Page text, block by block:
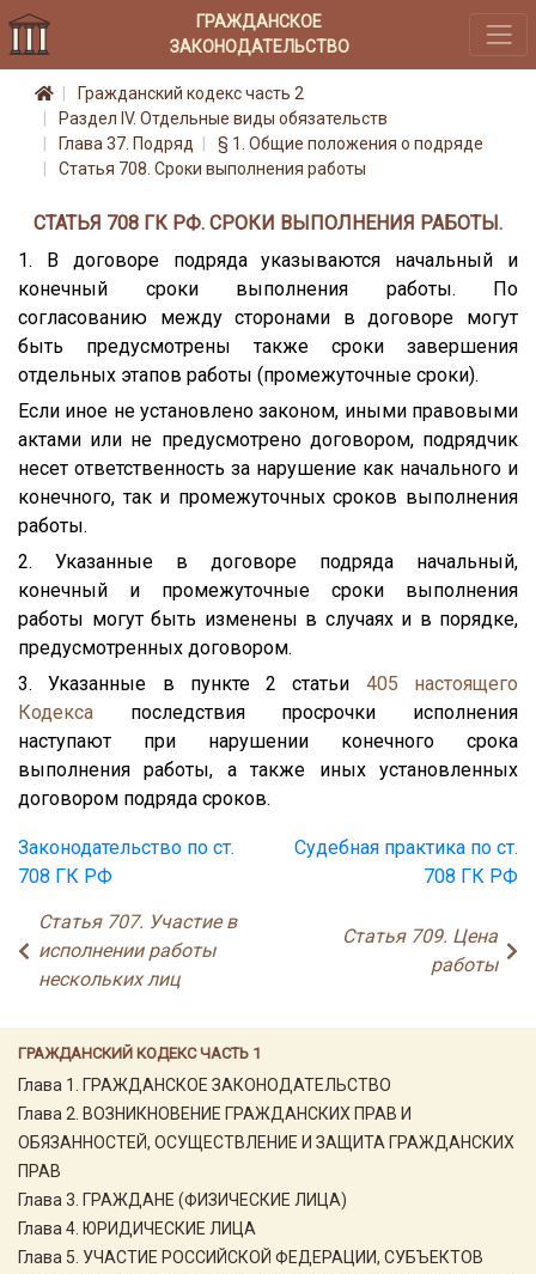
ГРАЖДАНСКОЕ
ЗАКОНОДАТЕЛЬСТВО
ГРАЖДАНСКИЙ КОДЕКС ЧАСТЬ 1
Глава 1. ГРАЖДАНСКОЕ ЗАКОНОДАТЕЛЬСТВО
Глава 2. ВОЗНИКНОВЕНИЕ ГРАЖДАНСКИХ ПРАВ И
ОБЯЗАННОСТЕЙ, ОСУЩЕСТВЛЕНИЕ И ЗАЩИТА ГРАЖДАНСКИХ
ПРАВ
Глава 3. ГРАЖДАНЕ (ФИЗИЧЕСКИЕ ЛИЦА)
Глава 4. ЮРИДИЧЕСКИЕ ЛИЦА
Глава 5. УЧАСТИЕ РОССИЙСКОЙ ФЕДЕРАЦИИ, СУБЪЕКТОВ
Гражданский кодекс часть 2
Раздел IV. Отдельные виды обязательств
Глава 37. Подряд
§ 1. Общие положения о подряде
Статья 708. Сроки выполнения работы
СТАТЬЯ 708 ГК РФ. СРОКИ ВЫПОЛНЕНИЯ РАБОТЫ.
1. В договоре подряда указываются начальный и
конечный сроки выполнения работы. По
согласованию между сторонами в договоре могут
быть предусмотрены также сроки завершения
отдельных этапов работы (промежуточные сроки).
Если иное не установлено законом, иными правовыми
актами или не предусмотрено договором, подрядчик
несет ответственность за нарушение как начального и
конечного, так и промежуточных сроков выполнения
работы.
2. Указанные в договоре подряда начальный,
конечный и промежуточные сроки выполнения
работы могут быть изменены в случаях и в порядке,
предусмотренных договором.
3. Указанные в пункте 2 статьи 405
настоящего
Кодекса последствия просрочки исполнения
наступают при нарушении конечного срока
выполнения работы, а также иных установленных
договором подряда сроков.
Законодательство по ст.
708 ГК РФ
Судебная практика по ст.
708 ГК РФ
Статья 707. Участие в
исполнении работы
нескольких лиц
Статья 709. Цена
работы